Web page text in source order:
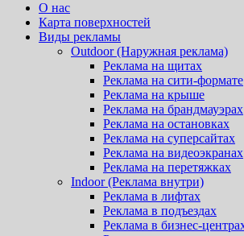
О нас
Карта поверхностей
Виды рекламы
Outdoor (Наружная реклама)
Реклама на щитах
Реклама на сити-формате
Реклама на крыше
Реклама на брандмауэрах
Реклама на остановках
Реклама на суперсайтах
Реклама на видеоэкранах
Реклама на перетяжках
Indoor (Реклама внутри)
Реклама в лифтах
Реклама в подъездах
Реклама в бизнес-